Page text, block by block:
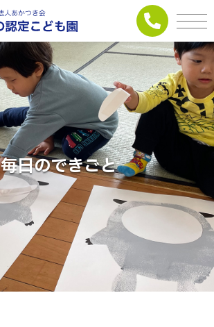
毎日のできごと